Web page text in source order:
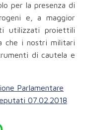
per la presenza di
e, a maggior
utilizzati proiettili
che i nostri militari
di cautela e
Parlamentare
07.02.2018